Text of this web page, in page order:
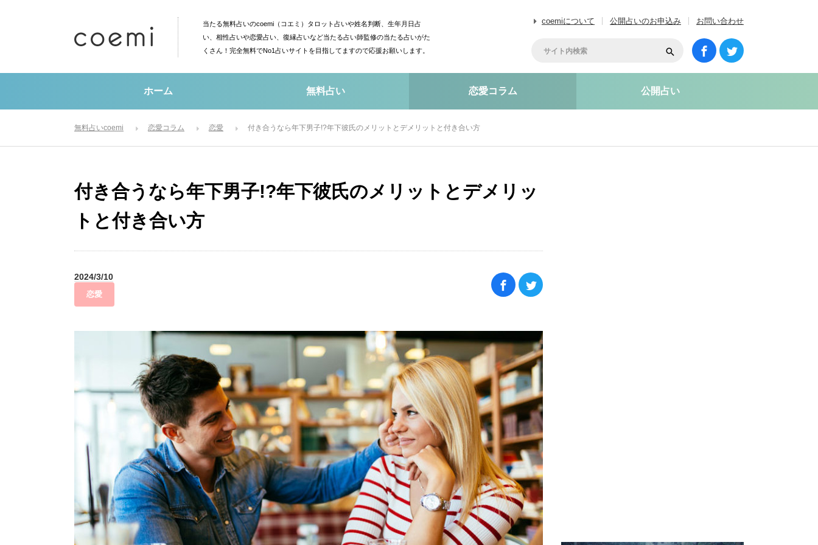
当たる無料占いのcoemi（コエミ）タロット占いや姓名判断、生年月日占
い、相性占いや恋愛占い、復縁占いなど当たる占い師監修の当たる占いがた
くさん！完全無料でNo1占いサイトを目指してますので応援お願いします。
coemiについて 公開占いのお申込み お問い合わせ
ホーム 無料占い 恋愛コラム 公開占い
無料占いcoemi 恋愛コラム 恋愛 付き合うなら年下男子!?年下彼氏のメリットとデメリットと付き合い方
付き合うなら年下男子!?年下彼氏のメリットとデメリッ
トと付き合い方
2024/3/10
恋愛